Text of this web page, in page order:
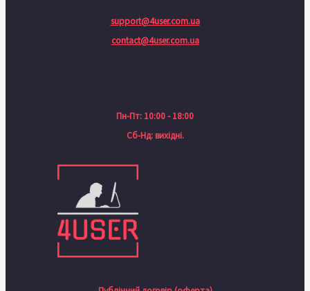
support@4user.com.ua
contact@4user.com.ua
Пн-Пт: 10:00 - 18:00
Сб-Нд: вихідні.